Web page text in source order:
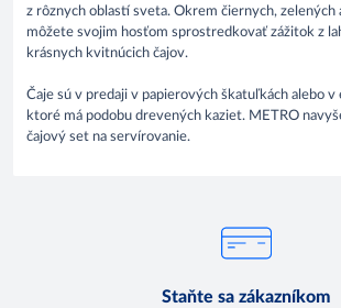
z rôznych oblastí sveta. Okrem čiernych, zelených
môžete svojim hosťom sprostredkovať zážitok z
krásnych kvitnúcich čajov.
Čaje sú v predaji v papierových škatuľkách alebo v
ktoré má podobu drevených kaziet. METRO
čajový set na servírovanie.
Staňte sa zákazníkom